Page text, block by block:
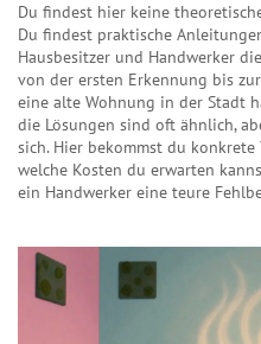
Du findest hier keine
Du findest praktische
Hausbesitzer und Handwerker
von der ersten Erkennung bis
eine alte Wohnung in der Stadt
die Lösungen sind oft ähnlich,
sich. Hier bekommst du
welche Kosten du erwarten
ein Handwerker eine teure